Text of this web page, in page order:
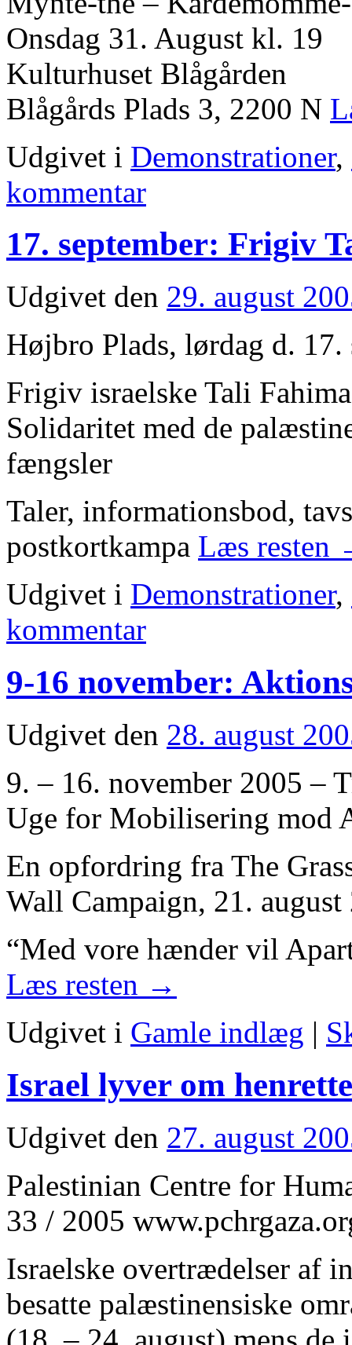
Onsdag 31. August kl. 19
Kulturhuset Blågården
Blågårds Plads 3, 2200 N
Udgivet i Demonstrationer,
kommentar
17. september: Frigiv
Udgivet den 29. august
Højbro Plads, lørdag d.
Frigiv israelske Tali
Solidaritet med de
fængsler
Taler, informationsbod,
postkortkampa Læs resten
Udgivet i Demonstrationer,
kommentar
9-16 november:
Udgivet den 28. august
9. – 16. november 2005 –
Uge for Mobilisering mod
En opfordring fra The
Wall Campaign, 21. august
“Med vore hænder vil
Læs resten →
Udgivet i Gamle indlæg |
Israel lyver om
Udgivet den 27. august
Palestinian Centre for
33 / 2005
Israelske overtrædelser af
besatte palæstinensiske